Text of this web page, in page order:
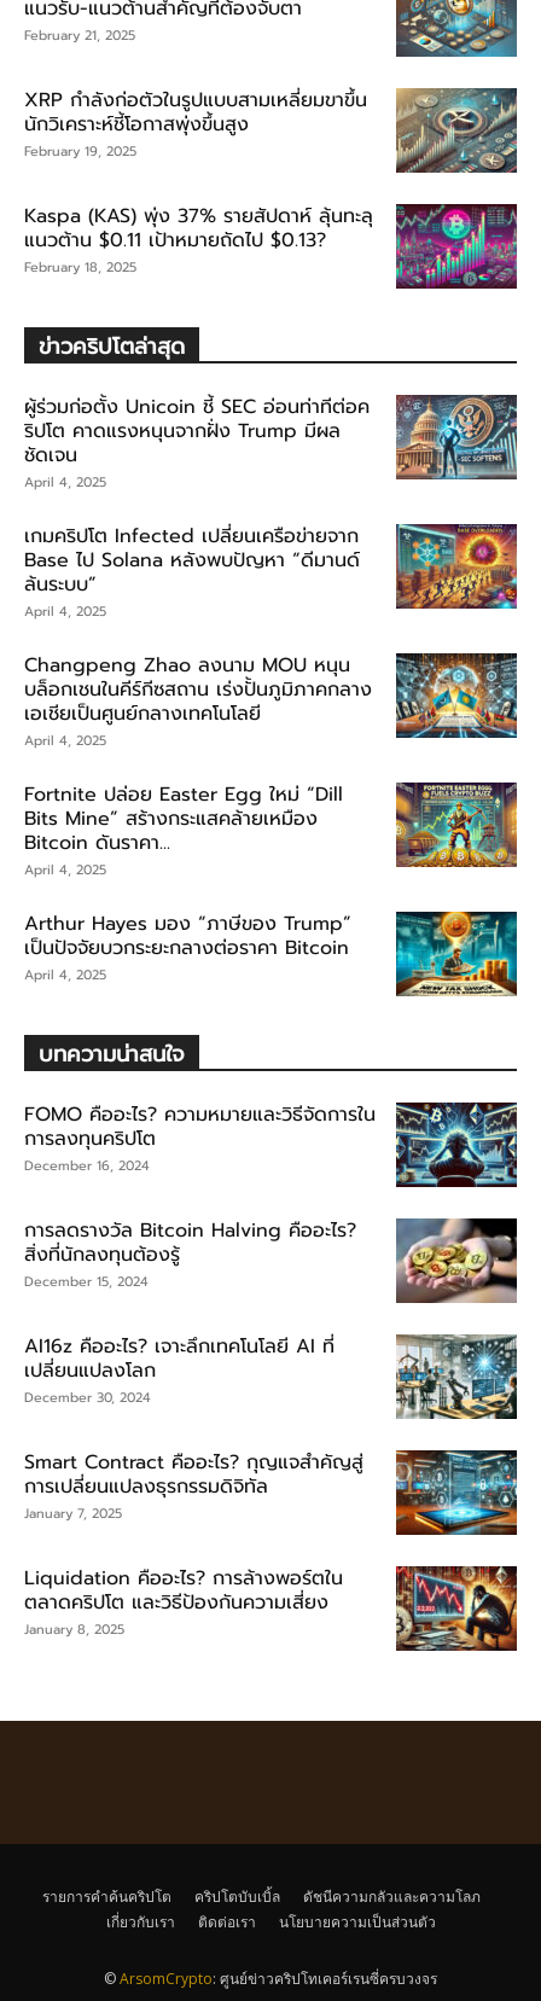
แนวรับ-แนวต้านสำคัญที่ต้องจับตา
February 21, 2025
XRP กำลังก่อตัวในรูปแบบสามเหลี่ยมขาขึ้น
นักวิเคราะห์ชี้โอกาสพุ่งขึ้นสูง
February 19, 2025
Kaspa (KAS) พุ่ง 37% รายสัปดาห์ ลุ้นทะลุ
แนวต้าน $0.11 เป้าหมายถัดไป $0.13?
February 18, 2025
ข่าวคริปโตล่าสุด
ผู้ร่วมก่อตั้ง Unicoin ชี้ SEC อ่อนท่าทีต่อค
ริปโต คาดแรงหนุนจากฝั่ง Trump มีผล
ชัดเจน
April 4, 2025
เกมคริปโต Infected เปลี่ยนเครือข่ายจาก
Base ไป Solana หลังพบปัญหา “ดีมานด์
ล้นระบบ”
April 4, 2025
Changpeng Zhao ลงนาม MOU หนุน
บล็อกเชนในคีร์กีซสถาน เร่งปั้นภูมิภาคกลาง
เอเชียเป็นศูนย์กลางเทคโนโลยี
April 4, 2025
Fortnite ปล่อย Easter Egg ใหม่ “Dill
Bits Mine” สร้างกระแสคล้ายเหมือง
Bitcoin ดันราคา...
April 4, 2025
Arthur Hayes มอง “ภาษีของ Trump”
เป็นปัจจัยบวกระยะกลางต่อราคา Bitcoin
April 4, 2025
บทความน่าสนใจ
FOMO คืออะไร? ความหมายและวิธีจัดการใน
การลงทุนคริปโต
December 16, 2024
การลดรางวัล Bitcoin Halving คืออะไร?
สิ่งที่นักลงทุนต้องรู้
December 15, 2024
AI16z คืออะไร? เจาะลึกเทคโนโลยี AI ที่
เปลี่ยนแปลงโลก
December 30, 2024
Smart Contract คืออะไร? กุญแจสำคัญสู่
การเปลี่ยนแปลงธุรกรรมดิจิทัล
January 7, 2025
Liquidation คืออะไร? การล้างพอร์ตใน
ตลาดคริปโต และวิธีป้องกันความเสี่ยง
January 8, 2025
รายการคำค้นคริปโต คริปโตบับเบิ้ล
ดัชนีความกลัวและความโลภ
เกี่ยวกับเรา
ติดต่อเรา นโยบายความเป็นส่วนตัว
©ArsomCrypto: ศูนย์ข่าวคริปโทเคอร์เรนซี่ครบวงจร